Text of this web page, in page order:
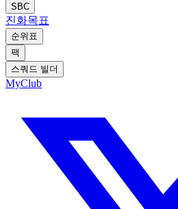
SBC
진화목표
순위표
팩
스쿼드 빌더
MyClub